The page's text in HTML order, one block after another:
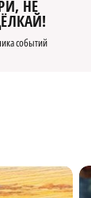
НЕ
событий